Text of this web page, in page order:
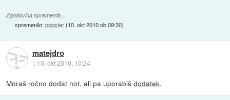
Zgodovina sprememb…
spremenilo:popster(10. okt 2010 ob 09:30)
matejdro
:: 10. okt 2010, 10:24
Moraš ročno dodat not, ali pa uporabišdodatek.